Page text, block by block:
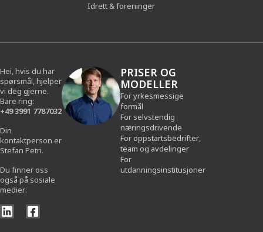
Idrett & foreninger
Hei, hvis du har
spørsmål, hjelper
vi deg gjerne.
Bare ring:
+49 3991 7787032
Din
kontaktperson er
Stefan Petri.
Du finner oss
også på sosiale
medier:
PRISER OG
MODELLER
For yrkesmessige
formål
For selvstendig
næringsdrivende
For oppstartsbedrifter,
team og avdelinger
For
utdanningsinstitusjoner